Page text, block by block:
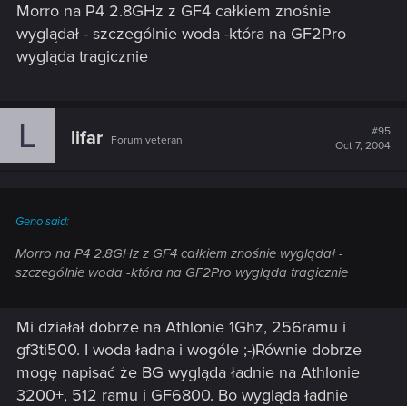
Morro na P4 2.8GHz z GF4 całkiem znośnie
wyglądał - szczególnie woda -która na GF2Pro
wygląda tragicznie
L lifar Forum veteran
#95
Oct 7, 2004
Geno said:
Morro na P4 2.8GHz z GF4 całkiem znośnie wyglądał -
szczególnie woda -która na GF2Pro wygląda tragicznie
Mi działał dobrze na Athlonie 1Ghz, 256ramu i
gf3ti500. I woda ładna i wogóle ;-)Równie dobrze
mogę napisać że BG wygląda ładnie na Athlonie
3200+, 512 ramu i GF6800. Bo wygląda ładnie